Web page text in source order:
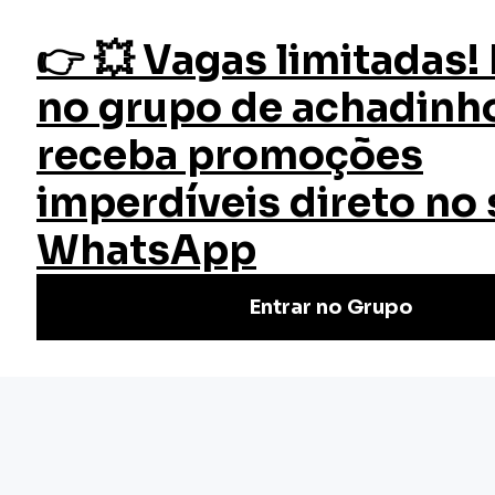
fazer login
Início Cursos Cursos Gratuitos Psicopedagogia
Curso Psicopedagogia
Curso de Psicopedagogia Online Grátis: Aprenda
estratégias e técnicas para ajudar alunos com dificuldades
de aprendizagem. Matricule-se!